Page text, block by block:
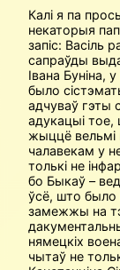
Калі я па
некаторыя
запіс: Васіль
сапраўды
Івана Буніна,
было
адчуваў гэты
адукацыі
жыццё вельмі
чалавекам у
толькі не
бо Быкаў –
ўсё, што было
замежжы на
нямецкіх
чытаў не